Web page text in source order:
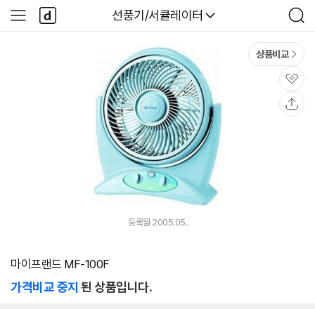
다나와
선풍기/서큘레이터
검
색
사
이
다
나
와
상품비교
관
심
등록월 2005.05.
마이프랜드 MF-100F
가격비교 중지 된 상품입니다.